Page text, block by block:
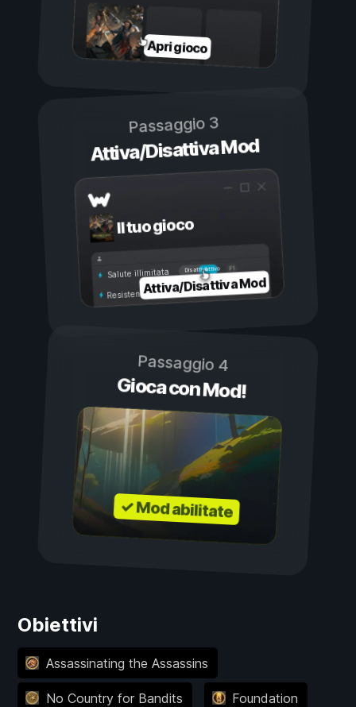
Apri gioco
Passaggio 3
Attiva/Disattiva Mod
Il tuo gioco
Attivo
Disattivo
Salute illimitata
Resistenza illimitata
Attiva/Disattiva Mod
Passaggio 4
Gioca con Mod!
✓ Mod abilitate
Obiettivi
Assassinating the Assassins
No Country for Bandits Foundation